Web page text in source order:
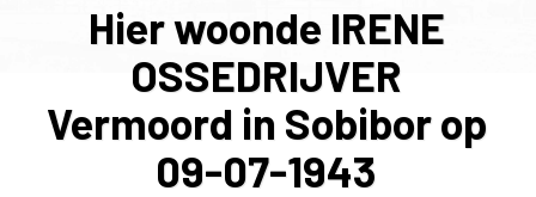
Hier woonde IRENE
OSSEDRIJVER
Vermoord in Sobibor op
09-07-1943